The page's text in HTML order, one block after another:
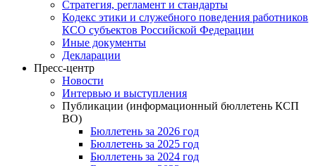
Стратегия, регламент и стандарты
Кодекс этики и служебного поведения работников
КСО субъектов Российской Федерации
Иные документы
Декларации
Пресс-центр
Новости
Интервью и выступления
Публикации (информационный бюллетень КСП
ВО)
Бюллетень за 2026 год
Бюллетень за 2025 год
Бюллетень за 2024 год